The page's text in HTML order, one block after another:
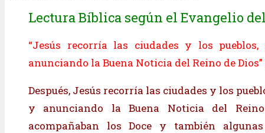
Lectura Bíblica según el Evangelio
“Jesús recorría las ciudades y los
anunciando la Buena Noticia del Reino de Dios”
Después, Jesús recorría las ciudades y los
y anunciando la Buena Noticia del
acompañaban los Doce y también